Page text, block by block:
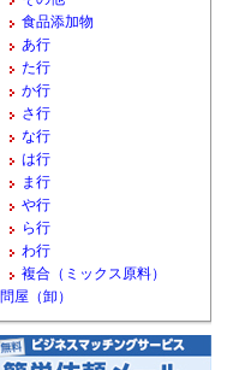
食品添加物
あ行
た行
か行
さ行
な行
は行
ま行
や行
ら行
わ行
複合（ミックス原料）
問屋（卸）